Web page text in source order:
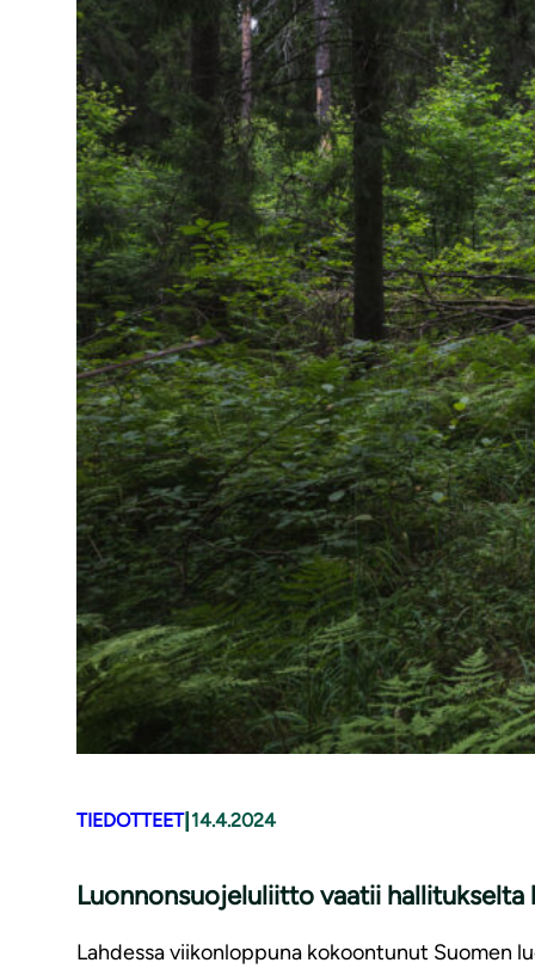
TIEDOTTEET|14.4.2024
Luon­non­suo­je­lu­liit­to vaatii
Lahdessa viikonloppuna kokoontunut Suomen